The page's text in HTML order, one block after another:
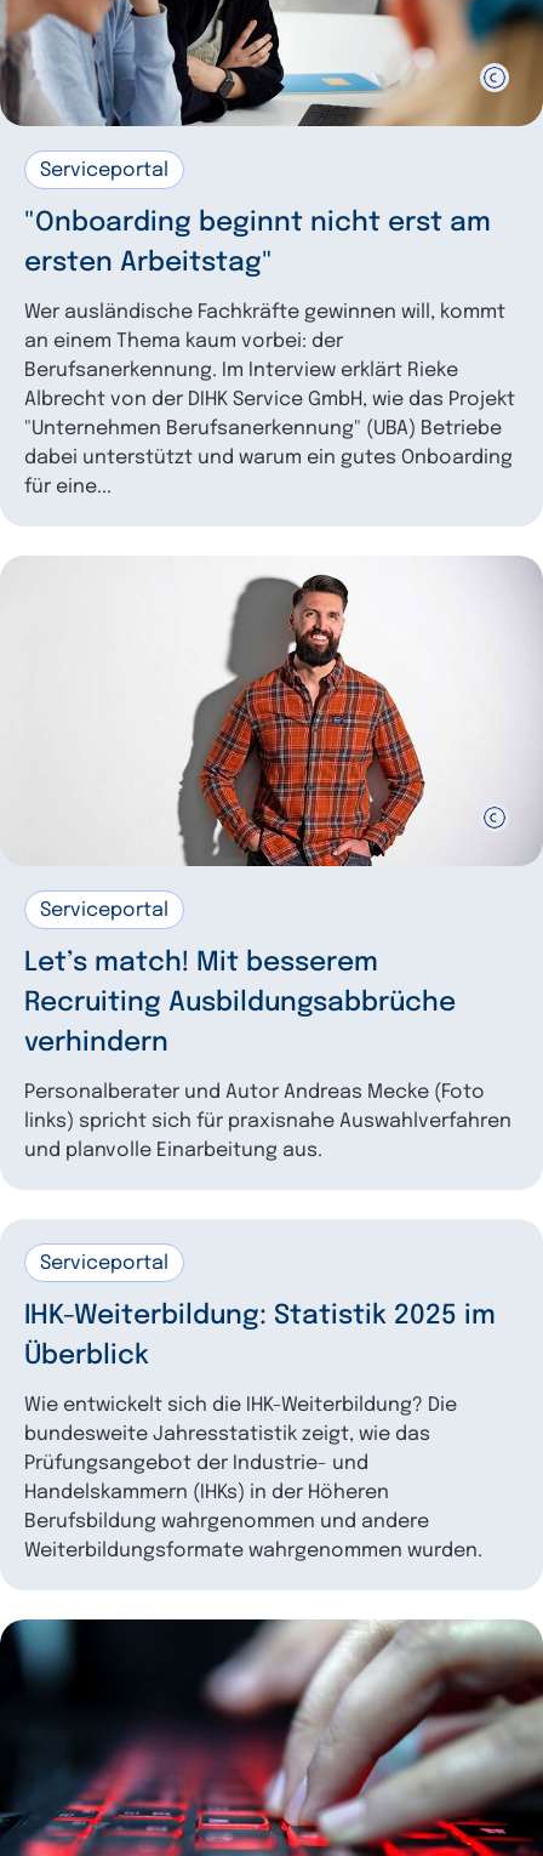
Serviceportal
"Onboarding beginnt nicht erst am
ersten Arbeitstag"
Wer ausländische Fachkräfte gewinnen will, kommt
an einem Thema kaum vorbei: der
Berufsanerkennung. Im Interview erklärt Rieke
Albrecht von der DIHK Service GmbH, wie das Projekt
"Unternehmen Berufsanerkennung" (UBA) Betriebe
dabei unterstützt und warum ein gutes Onboarding
für eine...
Serviceportal
Let’s match! Mit ­besserem
Recruiting Ausbildungs­abbrüche
verhindern
Personalberater und Autor Andreas Mecke (Foto
links) spricht sich für praxisnahe Auswahlverfahren
und planvolle Einarbeitung aus.
Serviceportal
IHK-Weiterbildung: Statistik 2025 im
Überblick
Wie entwickelt sich die IHK-Weiterbildung? Die
bundesweite Jahresstatistik zeigt, wie das
Prüfungsangebot der Industrie- und
Handelskammern (IHKs) in der Höheren
Berufsbildung wahrgenommen und andere
Weiterbildungsformate wahrgenommen wurden.